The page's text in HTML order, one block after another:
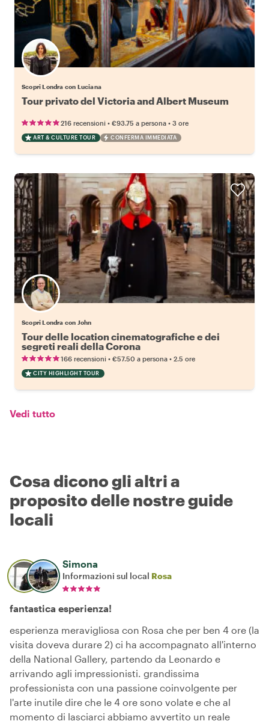
Scopri Londra con Luciana
Tour privato del Victoria and Albert Museum
216 recensioni • €93.75 a persona • 3 ore
ART & CULTURE TOUR CONFERMA IMMEDIATA
Scopri Londra con John
Tour delle location cinematografiche e dei
segreti reali della Corona
166 recensioni • €57.50 a persona • 2.5 ore
CITY HIGHLIGHT TOUR
Vedi tutto
Cosa dicono gli altri a
proposito delle nostre guide
locali
Simona
Informazioni sul local Rosa
fantastica esperienza!
esperienza meravigliosa con Rosa che per ben 4 ore (la
visita doveva durare 2) ci ha accompagnato all'interno
della National Gallery, partendo da Leonardo e
arrivando agli impressionisti. grandissima
professionista con una passione coinvolgente per
l'arte inutile dire che le 4 ore sono volate e che al
momento di lasciarci abbiamo avvertito un reale